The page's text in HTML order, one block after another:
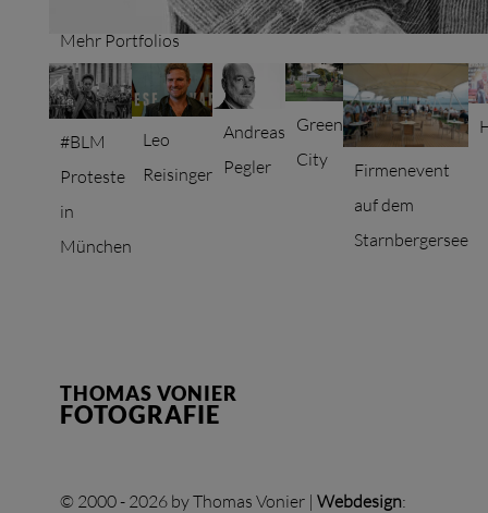
Mehr Portfolios
#BLM
Proteste
in
München
Leo
Reisinger
Andreas
Pegler
Green
City
Firmenevent
auf dem
Starnbergersee
THOMAS VONIER
FOTOGRAFIE
© 2000 - 2026 by Thomas Vonier | Webdesign: